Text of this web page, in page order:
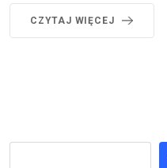
CZYTAJ WIĘCEJ